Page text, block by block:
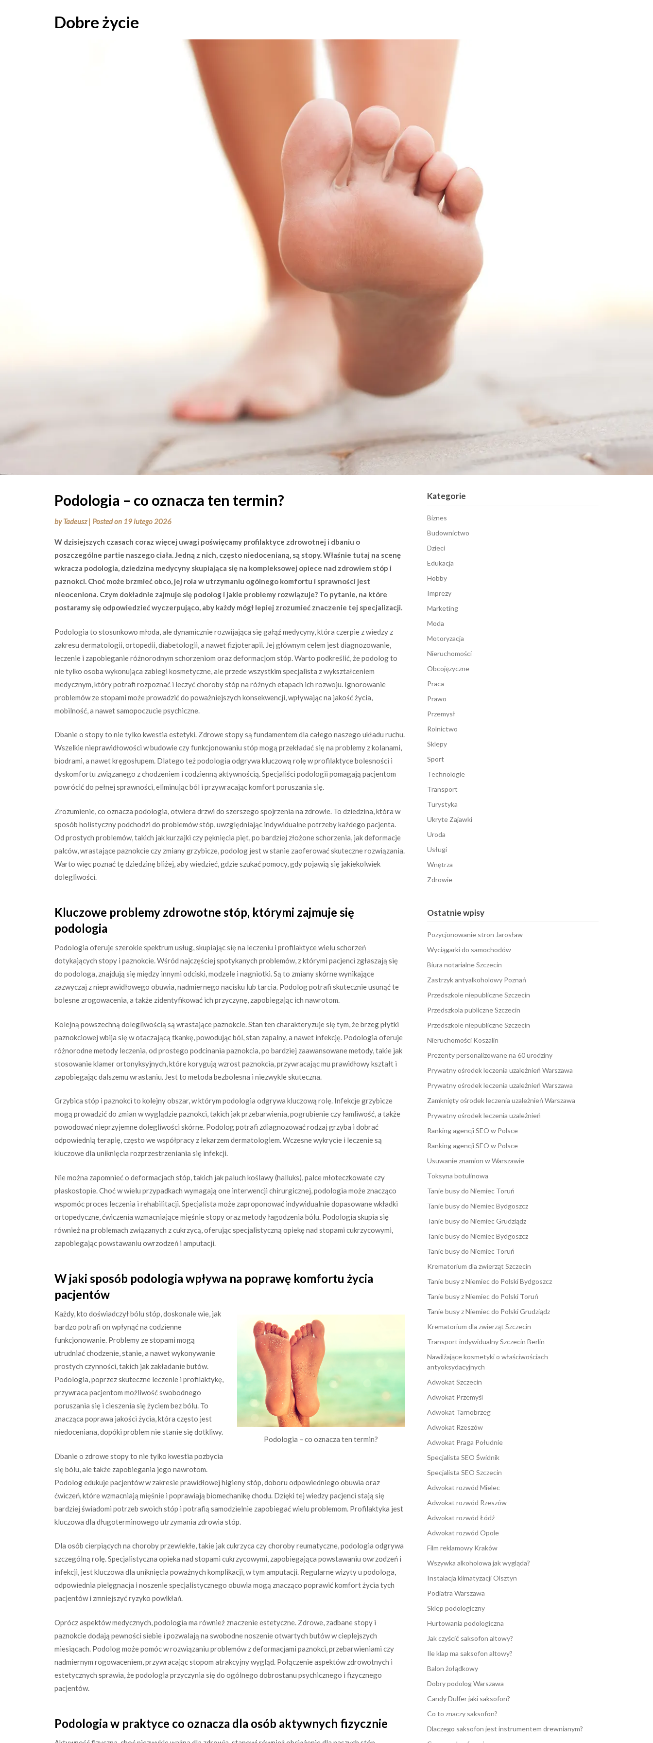
Dobre życie
Podologia – co oznacza ten termin?
byTadeusz | Posted on 19 lutego 2026
W dzisiejszych czasach coraz więcej uwagi poświęcamy profilaktyce zdrowotnej i dbaniu o
poszczególne partie naszego ciała. Jedną z nich, często niedocenianą, są stopy. Właśnie tutaj na scenę
wkracza podologia, dziedzina medycyny skupiająca się na kompleksowej opiece nad zdrowiem stóp i
paznokci. Choć może brzmieć obco, jej rola w utrzymaniu ogólnego komfortu i sprawności jest
nieoceniona. Czym dokładnie zajmuje się podolog i jakie problemy rozwiązuje? To pytanie, na które
postaramy się odpowiedzieć wyczerpująco, aby każdy mógł lepiej zrozumieć znaczenie tej specjalizacji.
Podologia to stosunkowo młoda, ale dynamicznie rozwijająca się gałąź medycyny, która czerpie z wiedzy z
zakresu dermatologii, ortopedii, diabetologii, a nawet fizjoterapii. Jej głównym celem jest diagnozowanie,
leczenie i zapobieganie różnorodnym schorzeniom oraz deformacjom stóp. Warto podkreślić, że podolog to
nie tylko osoba wykonująca zabiegi kosmetyczne, ale przede wszystkim specjalista z wykształceniem
medycznym, który potrafi rozpoznać i leczyć choroby stóp na różnych etapach ich rozwoju. Ignorowanie
problemów ze stopami może prowadzić do poważniejszych konsekwencji, wpływając na jakość życia,
mobilność, a nawet samopoczucie psychiczne.
Dbanie o stopy to nie tylko kwestia estetyki. Zdrowe stopy są fundamentem dla całego naszego układu ruchu.
Wszelkie nieprawidłowości w budowie czy funkcjonowaniu stóp mogą przekładać się na problemy z kolanami,
biodrami, a nawet kręgosłupem. Dlatego też podologia odgrywa kluczową rolę w profilaktyce bolesności i
dyskomfortu związanego z chodzeniem i codzienną aktywnością. Specjaliści podologii pomagają pacjentom
powrócić do pełnej sprawności, eliminując ból i przywracając komfort poruszania się.
Zrozumienie, co oznacza podologia, otwiera drzwi do szerszego spojrzenia na zdrowie. To dziedzina, która w
sposób holistyczny podchodzi do problemów stóp, uwzględniając indywidualne potrzeby każdego pacjenta.
Od prostych problemów, takich jak kurzajki czy pęknięcia pięt, po bardziej złożone schorzenia, jak deformacje
palców, wrastające paznokcie czy zmiany grzybicze, podolog jest w stanie zaoferować skuteczne rozwiązania.
Warto więc poznać tę dziedzinę bliżej, aby wiedzieć, gdzie szukać pomocy, gdy pojawią się jakiekolwiek
dolegliwości.
Kluczowe problemy zdrowotne stóp, którymi zajmuje się
podologia
Podologia oferuje szerokie spektrum usług, skupiając się na leczeniu i profilaktyce wielu schorzeń
dotykających stopy i paznokcie. Wśród najczęściej spotykanych problemów, z którymi pacjenci zgłaszają się
do podologa, znajdują się między innymi odciski, modzele i nagniotki. Są to zmiany skórne wynikające
zazwyczaj z nieprawidłowego obuwia, nadmiernego nacisku lub tarcia. Podolog potrafi skutecznie usunąć te
bolesne zrogowacenia, a także zidentyfikować ich przyczynę, zapobiegając ich nawrotom.
Kolejną powszechną dolegliwością są wrastające paznokcie. Stan ten charakteryzuje się tym, że brzeg płytki
paznokciowej wbija się w otaczającą tkankę, powodując ból, stan zapalny, a nawet infekcję. Podologia oferuje
różnorodne metody leczenia, od prostego podcinania paznokcia, po bardziej zaawansowane metody, takie jak
stosowanie klamer ortonyksyjnych, które korygują wzrost paznokcia, przywracając mu prawidłowy kształt i
zapobiegając dalszemu wrastaniu. Jest to metoda bezbolesna i niezwykle skuteczna.
Grzybica stóp i paznokci to kolejny obszar, w którym podologia odgrywa kluczową rolę. Infekcje grzybicze
mogą prowadzić do zmian w wyglądzie paznokci, takich jak przebarwienia, pogrubienie czy łamliwość, a także
powodować nieprzyjemne dolegliwości skórne. Podolog potrafi zdiagnozować rodzaj grzyba i dobrać
odpowiednią terapię, często we współpracy z lekarzem dermatologiem. Wczesne wykrycie i leczenie są
kluczowe dla uniknięcia rozprzestrzeniania się infekcji.
Nie można zapomnieć o deformacjach stóp, takich jak paluch koślawy (halluks), palce młoteczkowate czy
płaskostopie. Choć w wielu przypadkach wymagają one interwencji chirurgicznej, podologia może znacząco
wspomóc proces leczenia i rehabilitacji. Specjalista może zaproponować indywidualnie dopasowane wkładki
ortopedyczne, ćwiczenia wzmacniające mięśnie stopy oraz metody łagodzenia bólu. Podologia skupia się
również na problemach związanych z cukrzycą, oferując specjalistyczną opiekę nad stopami cukrzycowymi,
zapobiegając powstawaniu owrzodzeń i amputacji.
W jaki sposób podologia wpływa na poprawę komfortu życia
pacjentów
Podologia – co oznacza ten termin?
Każdy, kto doświadczył bólu stóp, doskonale wie, jak
bardzo potrafi on wpłynąć na codzienne
funkcjonowanie. Problemy ze stopami mogą
utrudniać chodzenie, stanie, a nawet wykonywanie
prostych czynności, takich jak zakładanie butów.
Podologia, poprzez skuteczne leczenie i profilaktykę,
przywraca pacjentom możliwość swobodnego
poruszania się i cieszenia się życiem bez bólu. To
znacząca poprawa jakości życia, która często jest
niedoceniana, dopóki problem nie stanie się dotkliwy.
Dbanie o zdrowe stopy to nie tylko kwestia pozbycia
się bólu, ale także zapobiegania jego nawrotom.
Podolog edukuje pacjentów w zakresie prawidłowej higieny stóp, doboru odpowiedniego obuwia oraz
ćwiczeń, które wzmacniają mięśnie i poprawiają biomechanikę chodu. Dzięki tej wiedzy pacjenci stają się
bardziej świadomi potrzeb swoich stóp i potrafią samodzielnie zapobiegać wielu problemom. Profilaktyka jest
kluczowa dla długoterminowego utrzymania zdrowia stóp.
Dla osób cierpiących na choroby przewlekłe, takie jak cukrzyca czy choroby reumatyczne, podologia odgrywa
szczególną rolę. Specjalistyczna opieka nad stopami cukrzycowymi, zapobiegająca powstawaniu owrzodzeń i
infekcji, jest kluczowa dla uniknięcia poważnych komplikacji, w tym amputacji. Regularne wizyty u podologa,
odpowiednia pielęgnacja i noszenie specjalistycznego obuwia mogą znacząco poprawić komfort życia tych
pacjentów i zmniejszyć ryzyko powikłań.
Oprócz aspektów medycznych, podologia ma również znaczenie estetyczne. Zdrowe, zadbane stopy i
paznokcie dodają pewności siebie i pozwalają na swobodne noszenie otwartych butów w cieplejszych
miesiącach. Podolog może pomóc w rozwiązaniu problemów z deformacjami paznokci, przebarwieniami czy
nadmiernym rogowaceniem, przywracając stopom atrakcyjny wygląd. Połączenie aspektów zdrowotnych i
estetycznych sprawia, że podologia przyczynia się do ogólnego dobrostanu psychicznego i fizycznego
pacjentów.
Podologia w praktyce co oznacza dla osób aktywnych fizycznie
Kategorie
Biznes
Budownictwo
Dzieci
Edukacja
Hobby
Imprezy
Marketing
Moda
Motoryzacja
Nieruchomości
Obcojęzyczne
Praca
Prawo
Przemysł
Rolnictwo
Sklepy
Sport
Technologie
Transport
Turystyka
Ukryte Zajawki
Uroda
Usługi
Wnętrza
Zdrowie
Ostatnie wpisy
Pozycjonowanie stron Jarosław
Wyciągarki do samochodów
Biura notarialne Szczecin
Zastrzyk antyalkoholowy Poznań
Przedszkole niepubliczne Szczecin
Przedszkola publiczne Szczecin
Przedszkole niepubliczne Szczecin
Nieruchomości Koszalin
Prezenty personalizowane na 60 urodziny
Prywatny ośrodek leczenia uzależnień Warszawa
Prywatny ośrodek leczenia uzależnień Warszawa
Zamknięty ośrodek leczenia uzależnień Warszawa
Prywatny ośrodek leczenia uzależnień
Ranking agencji SEO w Polsce
Ranking agencji SEO w Polsce
Usuwanie znamion w Warszawie
Toksyna botulinowa
Tanie busy do Niemiec Toruń
Tanie busy do Niemiec Bydgoszcz
Tanie busy do Niemiec Grudziądz
Tanie busy do Niemiec Bydgoszcz
Tanie busy do Niemiec Toruń
Krematorium dla zwierząt Szczecin
Tanie busy z Niemiec do Polski Bydgoszcz
Tanie busy z Niemiec do Polski Toruń
Tanie busy z Niemiec do Polski Grudziądz
Krematorium dla zwierząt Szczecin
Transport indywidualny Szczecin Berlin
Nawilżające kosmetyki o właściwościach
antyoksydacyjnych
Adwokat Szczecin
Adwokat Przemyśl
Adwokat Tarnobrzeg
Adwokat Rzeszów
Adwokat Praga Południe
Specjalista SEO Świdnik
Specjalista SEO Szczecin
Adwokat rozwód Mielec
Adwokat rozwód Rzeszów
Adwokat rozwód Łódź
Adwokat rozwód Opole
Film reklamowy Kraków
Wszywka alkoholowa jak wygląda?
Instalacja klimatyzacji Olsztyn
Podiatra Warszawa
Sklep podologiczny
Hurtowania podologiczna
Jak czyścić saksofon altowy?
Ile klap ma saksofon altowy?
Balon żołądkowy
Dobry podolog Warszawa
Candy Dulfer jaki saksofon?
Co to znaczy saksofon?
Dlaczego saksofon jest instrumentem drewnianym?